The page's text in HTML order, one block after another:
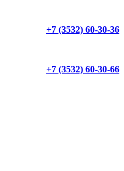
+7 (3532) 60-30-36
+7 (3532) 60-30-66